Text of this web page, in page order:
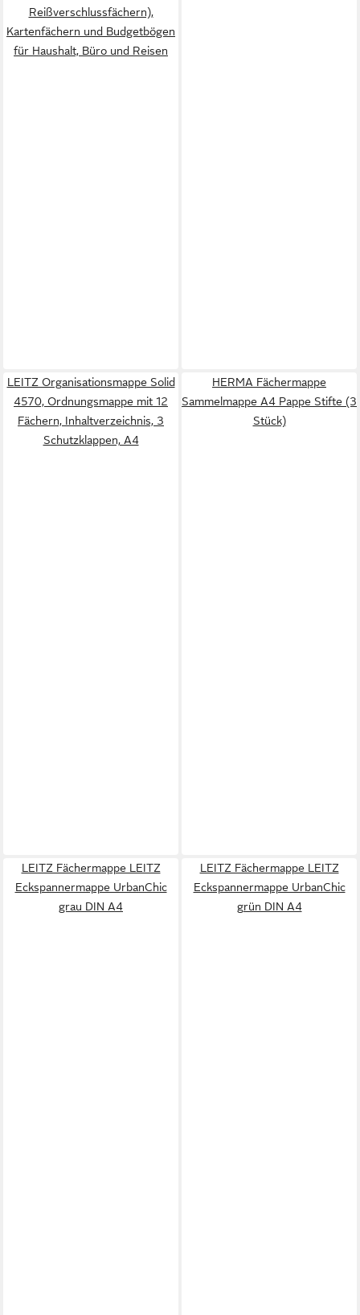
Reißverschlussfächern),
Kartenfächern und Budgetbögen
für Haushalt, Büro und Reisen
LEITZ Organisationsmappe Solid
4570, Ordnungsmappe mit 12
Fächern, Inhaltverzeichnis, 3
Schutzklappen, A4
HERMA Fächermappe
Sammelmappe A4 Pappe Stifte (3
Stück)
LEITZ Fächermappe LEITZ
Eckspannermappe UrbanChic
grau DIN A4
LEITZ Fächermappe LEITZ
Eckspannermappe UrbanChic
grün DIN A4